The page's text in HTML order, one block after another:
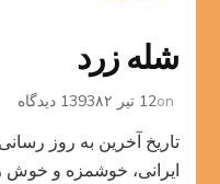
شله زرد
on12 تیر 1393 ۸۲ دیدگاه
ایرانی، خوشمزه و خوش